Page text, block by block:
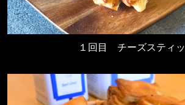
１回目チーズスティ